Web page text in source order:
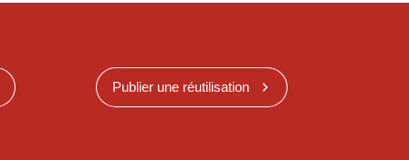
Publier une réutilisation